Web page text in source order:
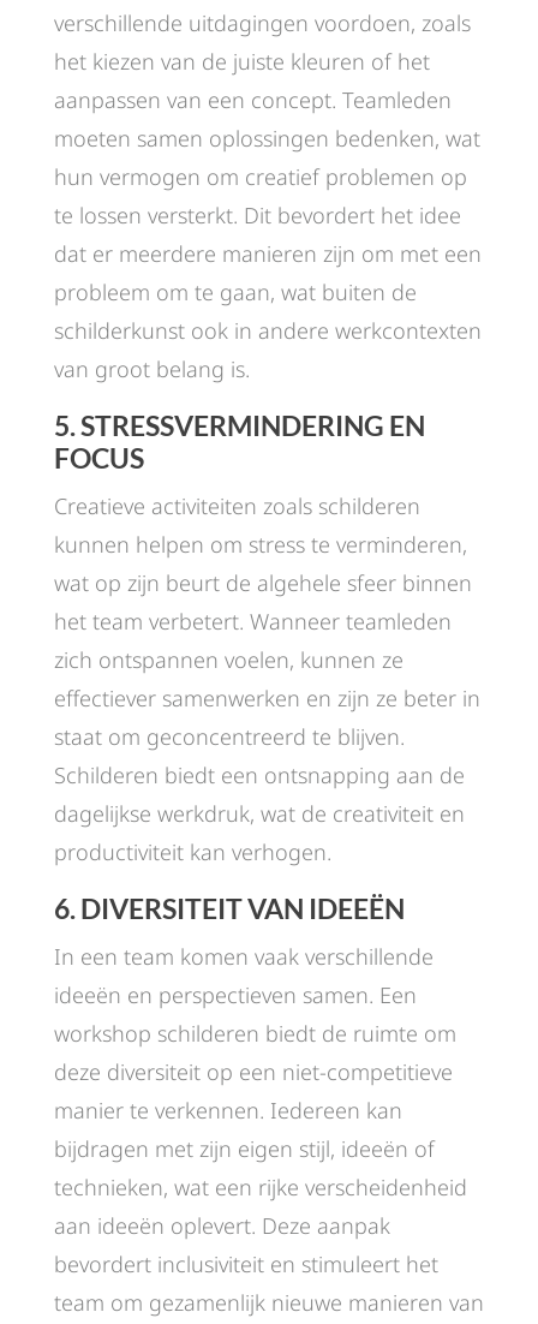
verschillende uitdagingen voordoen, zoals
het kiezen van de juiste kleuren of het
aanpassen van een concept. Teamleden
moeten samen oplossingen bedenken, wat
hun vermogen om creatief problemen op
te lossen versterkt. Dit bevordert het idee
dat er meerdere manieren zijn om met een
probleem om te gaan, wat buiten de
schilderkunst ook in andere werkcontexten
van groot belang is.
5.STRESSVERMINDERING EN
FOCUS
Creatieve activiteiten zoals schilderen
kunnen helpen om stress te verminderen,
wat op zijn beurt de algehele sfeer binnen
het team verbetert. Wanneer teamleden
zich ontspannen voelen, kunnen ze
effectiever samenwerken en zijn ze beter in
staat om geconcentreerd te blijven.
Schilderen biedt een ontsnapping aan de
dagelijkse werkdruk, wat de creativiteit en
productiviteit kan verhogen.
6.DIVERSITEIT VAN IDEEËN
In een team komen vaak verschillende
ideeën en perspectieven samen. Een
workshop schilderen biedt de ruimte om
deze diversiteit op een niet-competitieve
manier te verkennen. Iedereen kan
bijdragen met zijn eigen stijl, ideeën of
technieken, wat een rijke verscheidenheid
aan ideeën oplevert. Deze aanpak
bevordert inclusiviteit en stimuleert het
team om gezamenlijk nieuwe manieren van